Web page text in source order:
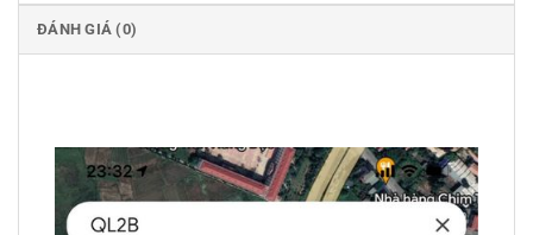
ĐÁNH GIÁ (0)